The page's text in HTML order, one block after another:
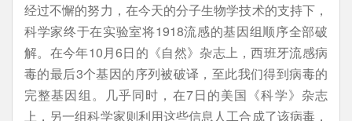
经过不懈的努力，在今天的分子生物学技术的支持下，
科学家终于在实验室将1918流感的基因组顺序全部破
解。在今年10月6日的《自然》杂志上，西班牙流感病
毒的最后3个基因的序列被破译，至此我们得到病毒的
完整基因组。几乎同时，在7日的美国《科学》杂志
上，另一组科学家则利用这些信息人工合成了该病毒，